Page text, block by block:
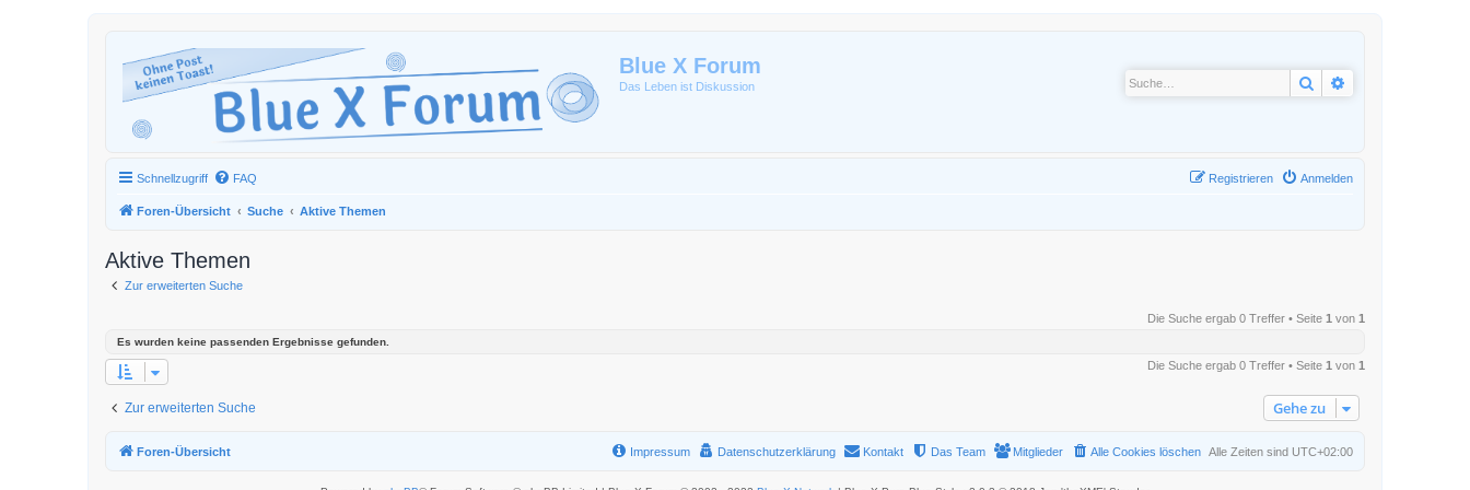
Blue X Forum
Das Leben ist Diskussion Suche
Schnellzugriff FAQ Anmelden
Registrieren
Foren-Übersicht Suche Aktive Themen
Aktive Themen
Zur erweiterten Suche
Die Suche ergab 0 Treffer • Seite 1 von 1
Es wurden keine passenden Ergebnisse gefunden.
Die Suche ergab 0 Treffer • Seite 1 von 1
Zur erweiterten Suche Gehe zu
Foren-Übersicht Alle Zeiten sind UTC+02:00
Alle Cookies löschen
Mitglieder
Das Team
Kontakt
Datenschutzerklärung
Impressum